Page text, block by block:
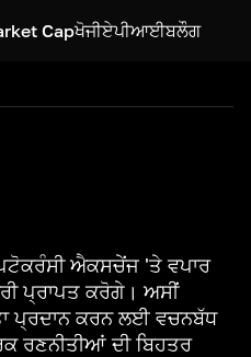
Capਖੋਜੀਏਪੀਆਈਬਲੌਗ
ਐਕਸਚੇਂਜ 'ਤੇ ਵਪਾਰ
ਪ੍ਰਾਪਤ ਕਰੋਗੇ। ਅਸੀਂ
ਪ੍ਰਦਾਨ ਕਰਨ ਲਈ ਵਚਨਬੱਧ
ਰਣਨੀਤੀਆਂ ਦੀ ਬਿਹਤਰ